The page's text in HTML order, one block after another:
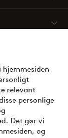
relevant
personlige
Det gør vi
og
op
?